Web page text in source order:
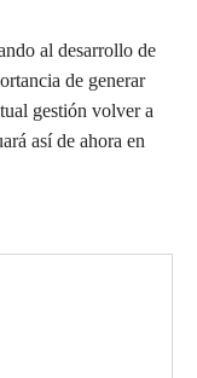
al desarrollo de
de generar
gestión volver a
así de ahora en